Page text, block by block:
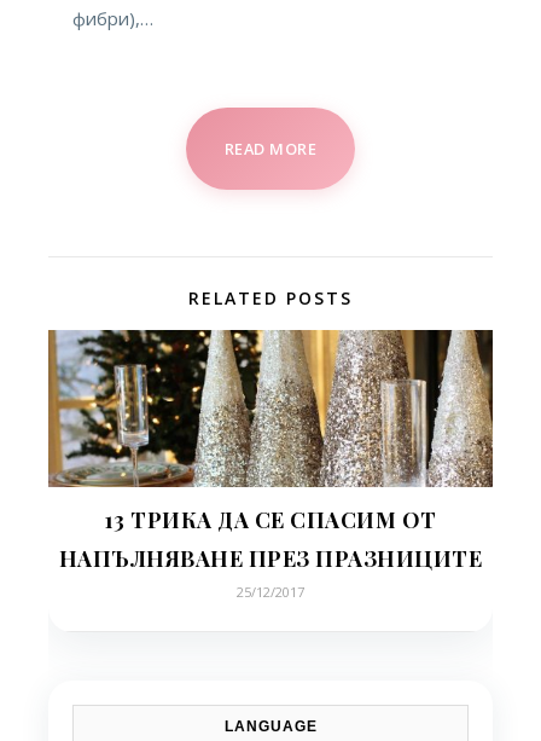
фибри),…
READ MORE
RELATED POSTS
13 ТРИКА ДА СЕ СПАСИМ ОТ
НАПЪЛНЯВАНЕ ПРЕЗ ПРАЗНИЦИТЕ
25/12/2017
LANGUAGE